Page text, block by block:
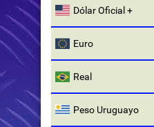
Dólar Oficial +
Euro
Real
Peso Uruguayo